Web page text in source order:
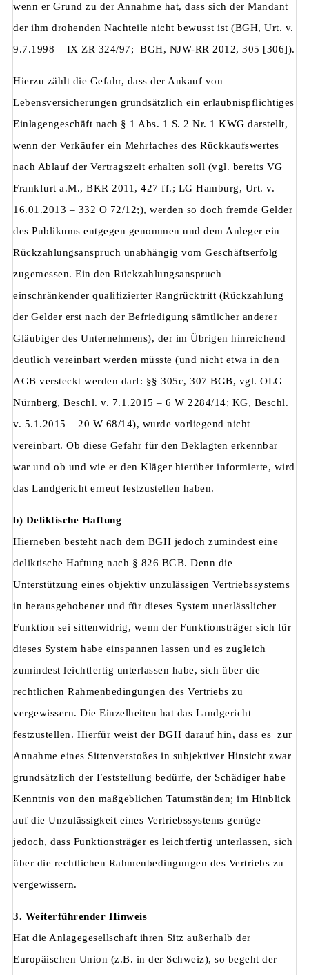
wenn er Grund zu der Annahme hat, dass sich der Mandant
der ihm drohenden Nachteile nicht bewusst ist (BGH, Urt. v.
9.7.1998 – IX ZR 324/97; BGH, NJW-RR 2012, 305 [306]).
Hierzu zählt die Gefahr, dass der Ankauf von
Lebensversicherungen grundsätzlich ein erlaubnispflichtiges
Einlagengeschäft nach § 1 Abs. 1 S. 2 Nr. 1 KWG darstellt,
wenn der Verkäufer ein Mehrfaches des Rückkaufswertes
nach Ablauf der Vertragszeit erhalten soll (vgl. bereits VG
Frankfurt a.M., BKR 2011, 427 ff.; LG Hamburg, Urt. v.
16.01.2013 – 332 O 72/12;), werden so doch fremde Gelder
des Publikums entgegen genommen und dem Anleger ein
Rückzahlungsanspruch unabhängig vom Geschäftserfolg
zugemessen. Ein den Rückzahlungsanspruch
einschränkender qualifizierter Rangrücktritt (Rückzahlung
der Gelder erst nach der Befriedigung sämtlicher anderer
Gläubiger des Unternehmens), der im Übrigen hinreichend
deutlich vereinbart werden müsste (und nicht etwa in den
AGB versteckt werden darf: §§ 305c, 307 BGB, vgl. OLG
Nürnberg, Beschl. v. 7.1.2015 – 6 W 2284/14; KG, Beschl.
v. 5.1.2015 – 20 W 68/14), wurde vorliegend nicht
vereinbart. Ob diese Gefahr für den Beklagten erkennbar
war und ob und wie er den Kläger hierüber informierte, wird
das Landgericht erneut festzustellen haben.
b) Deliktische Haftung
Hierneben besteht nach dem BGH jedoch zumindest eine
deliktische Haftung nach § 826 BGB. Denn die
Unterstützung eines objektiv unzulässigen Vertriebssystems
in herausgehobener und für dieses System unerlässlicher
Funktion sei sittenwidrig, wenn der Funktionsträger sich für
dieses System habe einspannen lassen und es zugleich
zumindest leichtfertig unterlassen habe, sich über die
rechtlichen Rahmenbedingungen des Vertriebs zu
vergewissern. Die Einzelheiten hat das Landgericht
festzustellen. Hierfür weist der BGH darauf hin, dass es zur
Annahme eines Sittenverstoßes in subjektiver Hinsicht zwar
grundsätzlich der Feststellung bedürfe, der Schädiger habe
Kenntnis von den maßgeblichen Tatumständen; im Hinblick
auf die Unzulässigkeit eines Vertriebssystems genüge
jedoch, dass Funktionsträger es leichtfertig unterlassen, sich
über die rechtlichen Rahmenbedingungen des Vertriebs zu
vergewissern.
3. Weiterführender Hinweis
Hat die Anlagegesellschaft ihren Sitz außerhalb der
Europäischen Union (z.B. in der Schweiz), so begeht der